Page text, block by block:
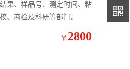
果、样品号、测定时间、粘
、商检及科研等部门。
￥ 2800